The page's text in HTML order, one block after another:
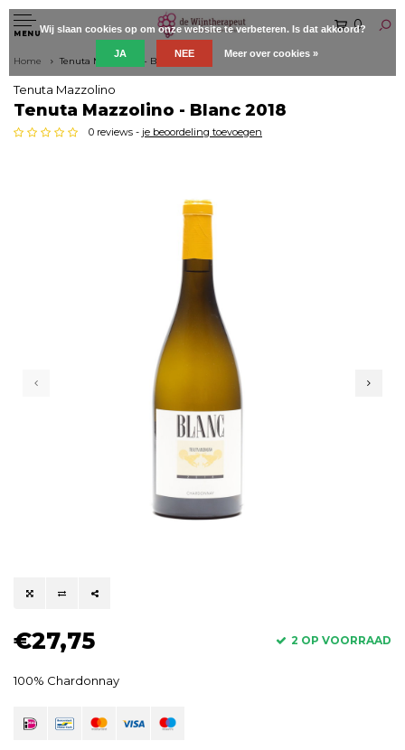
MENU
0
Home Tenuta Mazzolino - Blanc 2018
Tenuta Mazzolino
Tenuta Mazzolino - Blanc 2018
0 reviews - je beoordeling toevoegen
€27,75 2 OP VOORRAAD
100% Chardonnay
Wij slaan cookies op om onze website te verbeteren. Is dat akkoord?
JA NEE Meer over cookies »